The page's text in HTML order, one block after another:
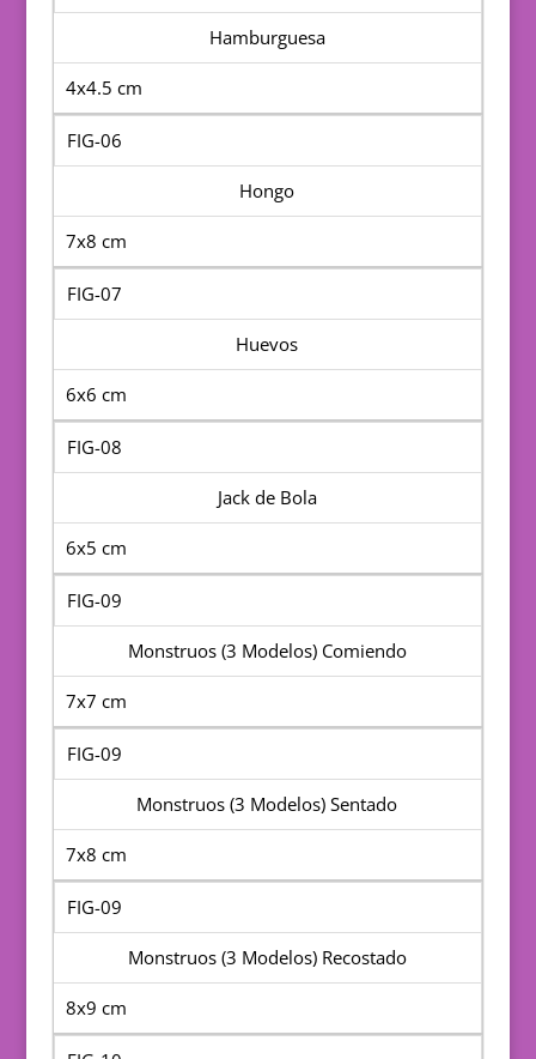
Hamburguesa
4x4.5 cm
FIG-06
Hongo
7x8 cm
FIG-07
Huevos
6x6 cm
FIG-08
Jack de Bola
6x5 cm
FIG-09
Monstruos (3 Modelos) Comiendo
7x7 cm
FIG-09
Monstruos (3 Modelos) Sentado
7x8 cm
FIG-09
Monstruos (3 Modelos) Recostado
8x9 cm